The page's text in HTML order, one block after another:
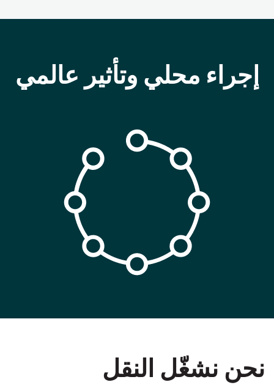
إجراء محلي وتأثير عالمي
نحن نشغّل النقل